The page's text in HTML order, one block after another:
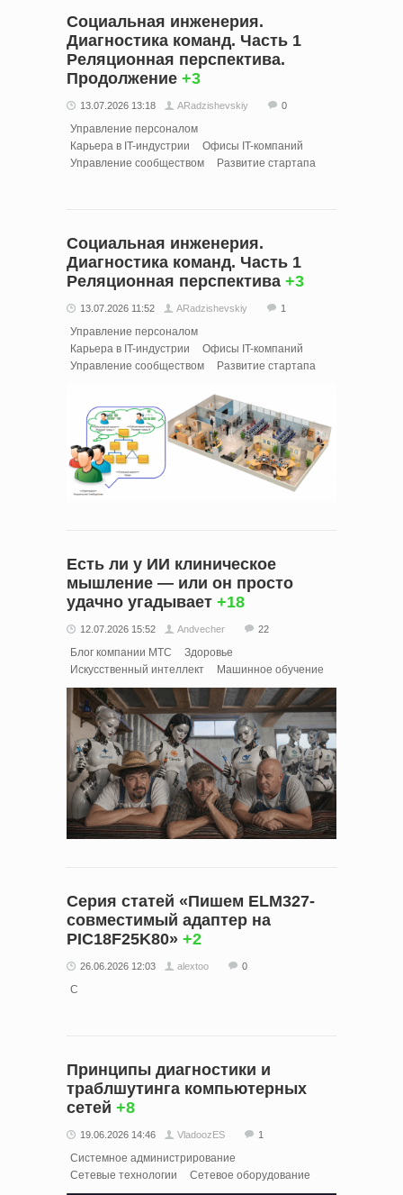
Социальная инженерия.
Диагностика команд. Часть 1
Реляционная перспектива.
Продолжение +3
13.07.2026 13:18 ARadzishevskiy 0
Управление персоналом
Карьера в IT-индустрии
Офисы IT-компаний
Управление сообществом
Развитие стартапа
Социальная инженерия.
Диагностика команд. Часть 1
Реляционная перспектива +3
13.07.2026 11:52 ARadzishevskiy 1
Управление персоналом
Карьера в IT-индустрии
Офисы IT-компаний
Управление сообществом
Развитие стартапа
Есть ли у ИИ клиническое
мышление — или он просто
удачно угадывает +18
12.07.2026 15:52 Andvecher 22
Блог компании МТС
Здоровье
Искусственный интеллект
Машинное обучение
Серия статей «Пишем ELM327-
совместимый адаптер на
PIC18F25K80» +2
26.06.2026 12:03 alextoo 0
C
Принципы диагностики и
траблшутинга компьютерных
сетей +8
19.06.2026 14:46 VladoozES 1
Системное администрирование
Сетевые технологии
Сетевое оборудование